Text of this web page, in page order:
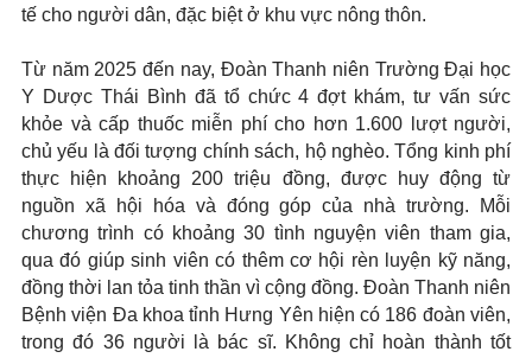
tế cho người dân, đặc biệt ở khu vực nông thôn.
Từ năm 2025 đến nay, Đoàn Thanh niên Trường Đại học
Y Dược Thái Bình đã tổ chức 4 đợt khám, tư vấn sức
khỏe và cấp thuốc miễn phí cho hơn 1.600 lượt người,
chủ yếu là đối tượng chính sách, hộ nghèo. Tổng kinh phí
thực hiện khoảng 200 triệu đồng, được huy động từ
nguồn xã hội hóa và đóng góp của nhà trường. Mỗi
chương trình có khoảng 30 tình nguyện viên tham gia,
qua đó giúp sinh viên có thêm cơ hội rèn luyện kỹ năng,
đồng thời lan tỏa tinh thần vì cộng đồng. Đoàn Thanh niên
Bệnh viện Đa khoa tỉnh Hưng Yên hiện có 186 đoàn viên,
trong đó 36 người là bác sĩ. Không chỉ hoàn thành tốt